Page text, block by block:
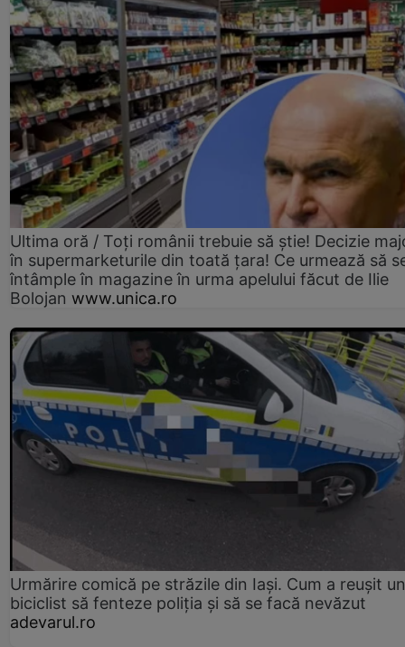
Ultima oră / Toți românii trebuie să știe! Decizie
în supermarketurile din toată țara! Ce urmează să
întâmple în magazine în urma apelului făcut de Ilie
Bolojan www.unica.ro
Urmărire comică pe străzile din Iași. Cum a reușit un
biciclist să fenteze poliția și să se facă nevăzut
adevarul.ro